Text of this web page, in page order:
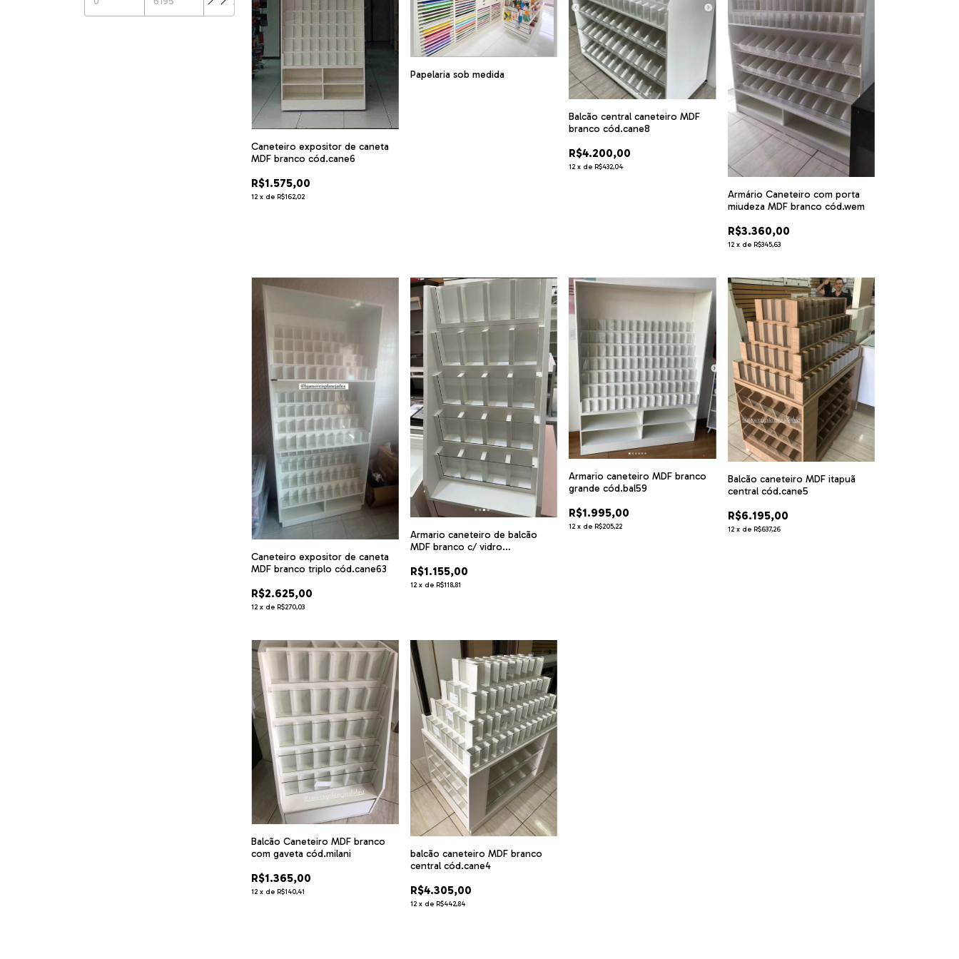
Caneteiro expositor de caneta
MDF branco cód.cane6
R$1.575,00
12 x deR$162,02
Papelaria sob medida
Balcão central caneteiro MDF
branco cód.cane8
R$4.200,00
12 x de R$432,04
Armário Caneteiro com porta
miudeza MDF branco cód.wem
R$3.360,00
12 x de R$345,63
Caneteiro expositor de caneta
MDF branco triplo cód.cane63
R$2.625,00
12 x deR$270,03
Armario caneteiro de balcão
MDF branco c/ vidro
R$1.155,00
12 x de R$118,81
Armario caneteiro MDF branco
grande cód.bal59
R$1.995,00
12 x deR$205,22
Balcão caneteiro MDF itapuã
central cód.cane5
R$6.195,00
12 x de R$637,26
Balcão Caneteiro MDF branco
com gaveta cód.milani
R$1.365,00
12 x deR$140,41
balcão caneteiro MDF branco
central cód.cane4
R$4.305,00
12 x de R$442,84